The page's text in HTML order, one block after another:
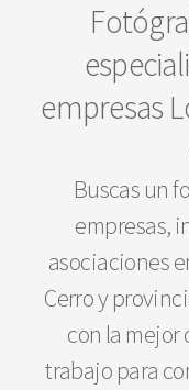
empresas
Buscas un
empresas,
asociaciones
Cerro y
con la mejor
trabajo para